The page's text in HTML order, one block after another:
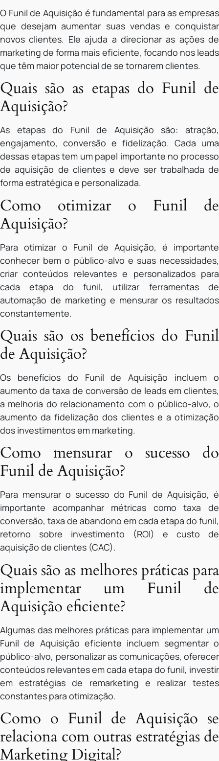
O Funil de Aquisição é fundamental para as empresas
que desejam aumentar suas vendas e conquistar
novos clientes. Ele ajuda a direcionar as ações de
marketing de forma mais eficiente, focando nos leads
que têm maior potencial de se tornarem clientes.
Quais são as etapas do Funil de
Aquisição?
As etapas do Funil de Aquisição são: atração,
engajamento, conversão e fidelização. Cada uma
dessas etapas tem um papel importante no processo
de aquisição de clientes e deve ser trabalhada de
forma estratégica e personalizada.
Como otimizar o Funil de
Aquisição?
Para otimizar o Funil de Aquisição, é importante
conhecer bem o público-alvo e suas necessidades,
criar conteúdos relevantes e personalizados para
cada etapa do funil, utilizar ferramentas de
automação de marketing e mensurar os resultados
constantemente.
Quais são os benefícios do Funil
de Aquisição?
Os benefícios do Funil de Aquisição incluem o
aumento da taxa de conversão de leads em clientes,
a melhoria do relacionamento com o público-alvo, o
aumento da fidelização dos clientes e a otimização
dos investimentos em marketing.
Como mensurar o sucesso do
Funil de Aquisição?
Para mensurar o sucesso do Funil de Aquisição, é
importante acompanhar métricas como taxa de
conversão, taxa de abandono em cada etapa do funil,
retorno sobre investimento (ROI) e custo de
aquisição de clientes (CAC).
Quais são as melhores práticas para
implementar um Funil de
Aquisição eficiente?
Algumas das melhores práticas para implementar um
Funil de Aquisição eficiente incluem segmentar o
público-alvo, personalizar as comunicações, oferecer
conteúdos relevantes em cada etapa do funil, investir
em estratégias de remarketing e realizar testes
constantes para otimização.
Como o Funil de Aquisição se
relaciona com outras estratégias de
Marketing Digital?